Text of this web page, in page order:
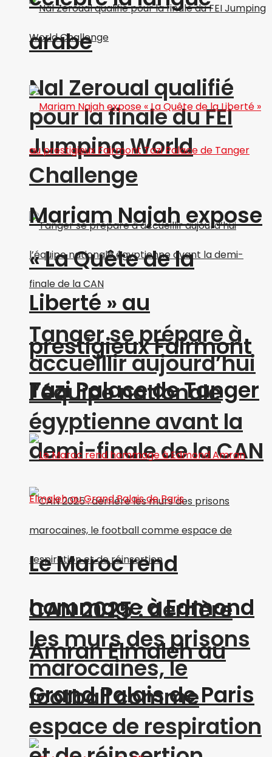
Nal Zeroual qualifié
pour la finale du FEI
Jumping World
Challenge
Tanger se prépare à
accueillir aujourd’hui
l’équipe nationale
égyptienne avant la
demi-finale de la CAN
CAN 2025 : derrière
les murs des prisons
marocaines, le
football comme
espace de respiration
arabe
Mariam Najah expose
« La Quête de la
Liberté » au
prestigieux Fairmont
Tazi Palace de Tanger
Le Maroc rend
hommage à Edmond
Amran Elmaleh au
Grand Palais de Paris